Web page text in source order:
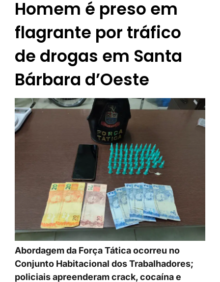
Homem é preso em
flagrante por tráfico
de drogas em Santa
Bárbara d’Oeste
Abordagem da Força Tática ocorreu no
Conjunto Habitacional dos Trabalhadores;
policiais apreenderam crack, cocaína e